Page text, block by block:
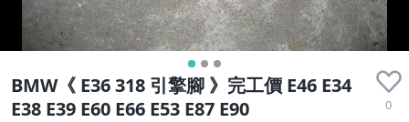
BMW《 E36 318 引擎腳 》完工價 E46 E34
E38 E39 E60 E66 E53 E87 E90
0